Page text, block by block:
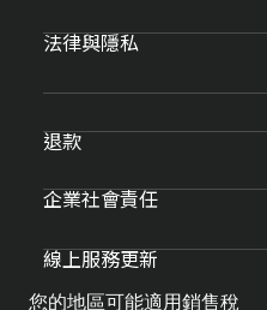
法律與隱私
退款
企業社會責任
線上服務更新
您的地區可能適用銷售稅